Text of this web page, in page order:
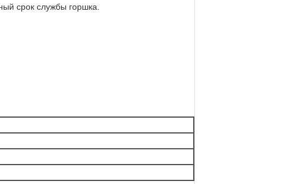
срок службы горшка.